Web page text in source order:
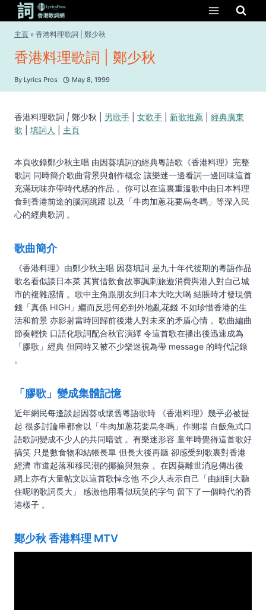
content
主頁 » 香港料理歌詞 | 鄭少秋
香港料理歌詞 | 鄭少秋
By Lyrics Pros May 8, 1999
香港料理歌詞 | 鄭少秋 | 男歌手 女歌手 新歌推薦
經典廣東
歌
填詞人 主頁
本頁收錄鄭少秋主唱 由因葵填詞的經典粵語歌《香港料理》完整
歌詞 同時簡介歌曲背景與創作概念 讓樂迷一邊看詞一邊回味這首
充滿玩味亦帶時代感的作品 。你可以在這裏重溫歌中由日本料理
食到香港前途的腦洞跳躍 以及「牛肉加蔥花要烏冬嗎」等深入民
心的經典歌詞 。
歌曲簡介
《香港料理》由鄭少秋主唱 因葵填詞 是九十年代後期的粵語作品
歌名看似談日本菜 其實借飲食故事諷刺旅遊消費與港人對自己城
市的複雜感情 。歌中主角跟朋友到日本大吃大喝 結賬時才發現價
錢「真係 HIGH」繼而反思何必到外地亂花錢 不如珍惜香港的生
活和前景 亦影射當時回歸前後港人對未來的矛盾心情 。歌曲編曲
節奏輕快 口語化歌詞配合秋官演繹 令這首歌在播出後迅速成為
「膠歌」經典 但同時又被不少樂迷視為帶 message 的時代記錄
。
「膠歌」變成集體記憶
近年網民每逢談起因葵或懷舊粵語歌時 《香港料理》幾乎必被提
起 很多討論串都會以「牛肉加蔥花要烏冬嗎」作開場 白飯魚式口
語歌詞變成不少人的共同暗號 。有樂迷形容 童年時覺得這首歌好
搞笑 只是數食物和結帳長單 但長大後再聽 卻感受到歌裏對香港
經濟 市道起落和移民潮的揶揄與無奈 。在因葵離世消息傳出後
網上亦有大量帖文以這首歌悼念他 不少人表示自己「由細到大聽
住呢啲歌詞長大」 感激他用看似玩笑的字句 留下了一個時代的香
港樣子 。
鄭少秋 香港料理 MTV